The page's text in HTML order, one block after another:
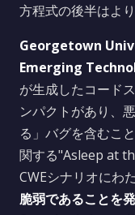
方程式の後半はよ
Georgetown
Emerging
が生成したコード
ンパクトがあり、
る」バグを含むこ
関する"Asleep at
CWEシナリオにわ
脆弱であることを